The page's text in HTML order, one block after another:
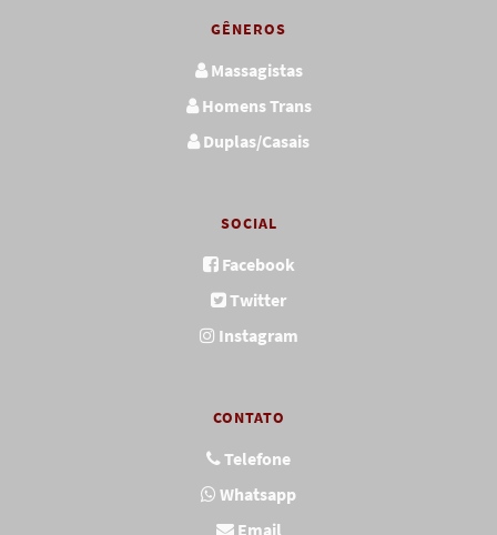
GÊNEROS
Massagistas
Homens Trans
Duplas/Casais
SOCIAL
Facebook
Twitter
Instagram
CONTATO
Telefone
Whatsapp
Email